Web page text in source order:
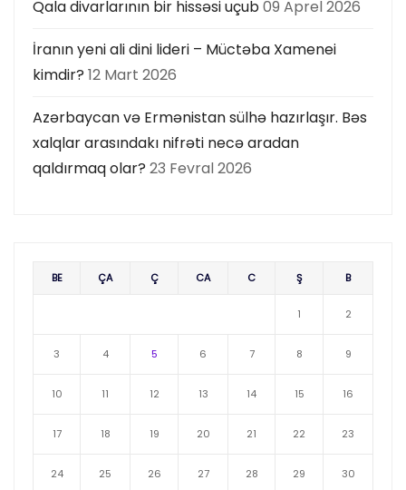
Qala divarlarının bir hissəsi uçub09 Aprel 2026
İranın yeni ali dini lideri – Müctəba Xamenei
kimdir? 12 Mart 2026
Azərbaycan və Ermənistan sülhə hazırlaşır. Bəs
xalqlar arasındakı nifrəti necə aradan
qaldırmaq olar? 23 Fevral 2026
BE ÇA Ç CA C Ş B
1 2
3 4 5 6 7 8 9
10 11 12 13 14 15 16
17 18 19 20 21 22 23
24 25 26 27 28 29 30